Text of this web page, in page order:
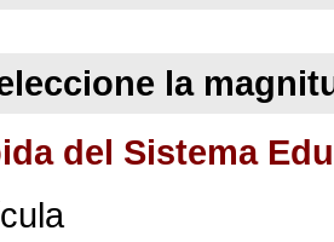
la
del Sistema